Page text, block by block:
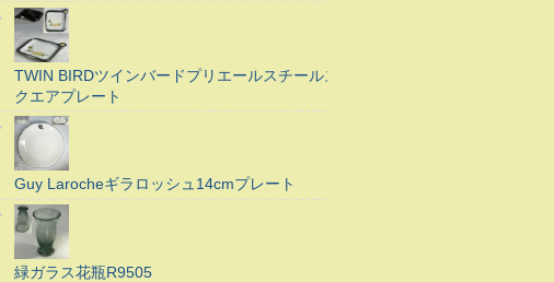
TWIN BIRDツインバードプリエールスチールス
クエアプレート
Guy Larocheギラロッシュ14cmプレート
緑ガラス花瓶R9505